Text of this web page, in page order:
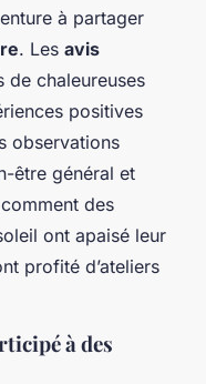
à partager
. Les avis
de chaleureuses
positives
observations
être général et
des
ont apaisé leur
profité d’ateliers
à des